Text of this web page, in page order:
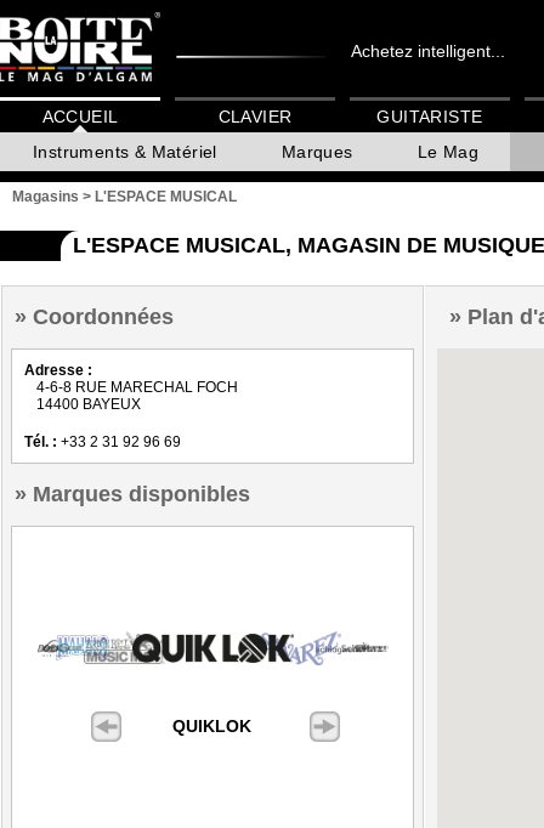
Achetez intelligent...
ACCUEIL
Instruments & Matériel
Marques Le Mag
CLAVIER GUITARISTE
Magasins > L'ESPACE MUSICAL
L'ESPACE MUSICAL, MAGASIN DE
Coordonnées
Adresse :
4-6-8 RUE MARECHAL FOCH
14400 BAYEUX
Tél. : +33 2 31 92 96 69
Marques disponibles
QUIKLOK
Plan